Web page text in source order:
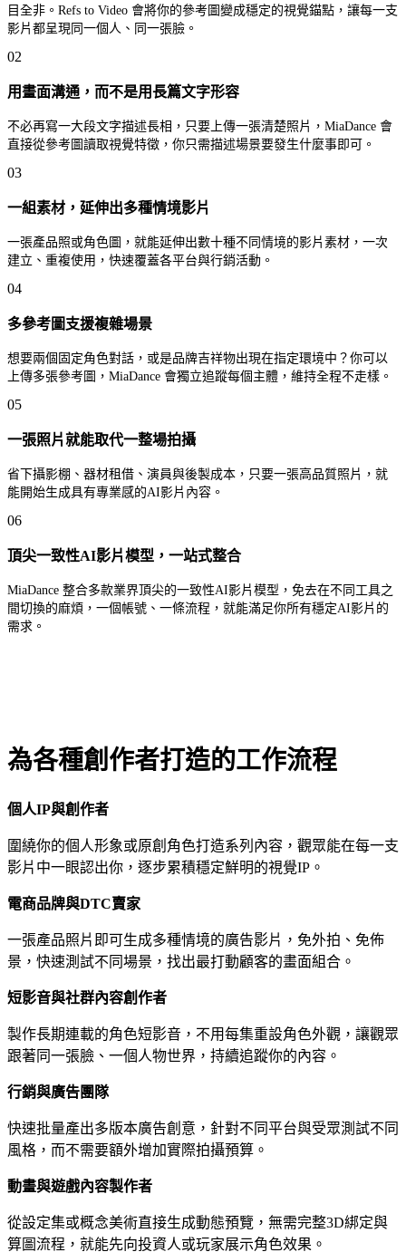
目全非。Refs to Video 會將你的參考圖變成穩定的視覺錨點，讓每一支
影片都呈現同一個人、同一張臉。
02
用畫面溝通，而不是用長篇文字形容
不必再寫一大段文字描述長相，只要上傳一張清楚照片，MiaDance 會
直接從參考圖讀取視覺特徵，你只需描述場景要發生什麼事即可。
03
一組素材，延伸出多種情境影片
一張產品照或角色圖，就能延伸出數十種不同情境的影片素材，一次
建立、重複使用，快速覆蓋各平台與行銷活動。
04
多參考圖支援複雜場景
想要兩個固定角色對話，或是品牌吉祥物出現在指定環境中？你可以
上傳多張參考圖，MiaDance 會獨立追蹤每個主體，維持全程不走樣。
05
一張照片就能取代一整場拍攝
省下攝影棚、器材租借、演員與後製成本，只要一張高品質照片，就
能開始生成具有專業感的AI影片內容。
06
頂尖一致性AI影片模型，一站式整合
MiaDance 整合多款業界頂尖的一致性AI影片模型，免去在不同工具之
間切換的麻煩，一個帳號、一條流程，就能滿足你所有穩定AI影片的
需求。
為各種創作者打造的工作流程
個人IP與創作者
圍繞你的個人形象或原創角色打造系列內容，觀眾能在每一支
影片中一眼認出你，逐步累積穩定鮮明的視覺IP。
電商品牌與DTC賣家
一張產品照片即可生成多種情境的廣告影片，免外拍、免佈
景，快速測試不同場景，找出最打動顧客的畫面組合。
短影音與社群內容創作者
製作長期連載的角色短影音，不用每集重設角色外觀，讓觀眾
跟著同一張臉、一個人物世界，持續追蹤你的內容。
行銷與廣告團隊
快速批量產出多版本廣告創意，針對不同平台與受眾測試不同
風格，而不需要額外增加實際拍攝預算。
動畫與遊戲內容製作者
從設定集或概念美術直接生成動態預覽，無需完整3D綁定與
算圖流程，就能先向投資人或玩家展示角色效果。